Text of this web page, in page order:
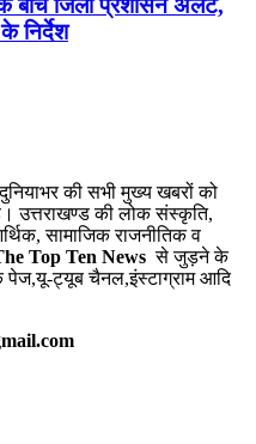
के बीच जिला प्रशासन अलर्ट,
निर्देश
की सभी मुख्य खबरों को
उत्तराखण्ड की लोक संस्कृति,
सामाजिक राजनीतिक व
Top Ten News से जुड़ने के
पेज,यू-ट्यूब चैनल,इंस्टाग्राम आदि